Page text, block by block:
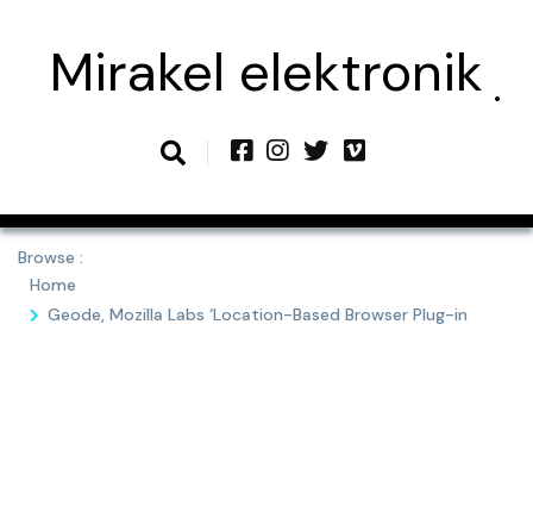
contentMirakel elektronik
Browse :
Home
Geode, Mozilla Labs ‘Location-Based Browser Plug-in